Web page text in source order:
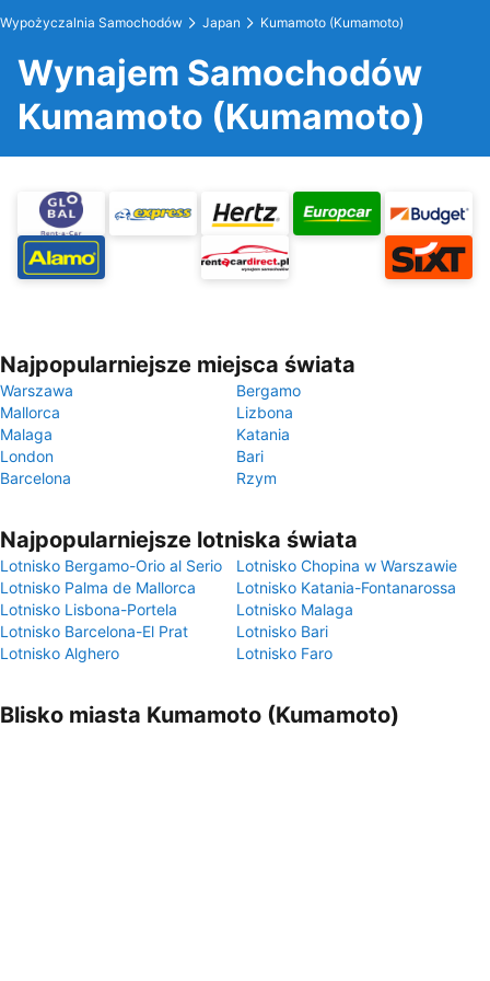
Wypożyczalnia Samochodów Japan Kumamoto (Kumamoto)
Wynajem Samochodów
Kumamoto (Kumamoto)
Najpopularniejsze miejsca świata
Warszawa
Bergamo
Mallorca
Lizbona
Malaga
Katania
London
Bari
Barcelona
Rzym
Najpopularniejsze lotniska świata
Lotnisko Bergamo-Orio al Serio
Lotnisko Chopina w Warszawie
Lotnisko Palma de Mallorca
Lotnisko Katania-Fontanarossa
Lotnisko Lisbona-Portela
Lotnisko Malaga
Lotnisko Barcelona-El Prat
Lotnisko Bari
Lotnisko Alghero
Lotnisko Faro
Blisko miasta Kumamoto (Kumamoto)